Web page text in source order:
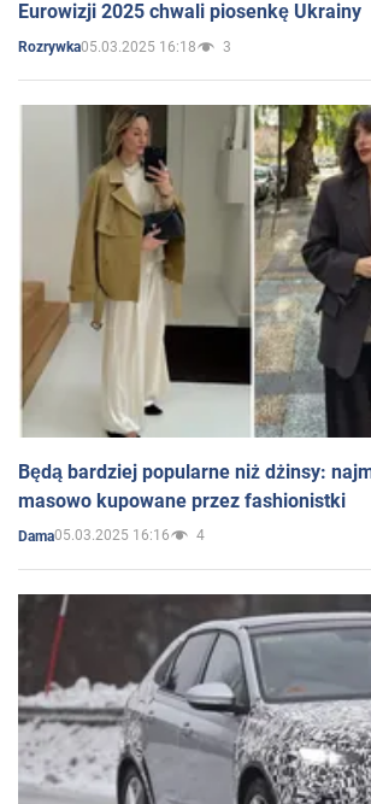
Eurowizji 2025 chwali piosenkę Ukrainy
Rozrywka05.03.2025 16:18 3
Będą bardziej popularne niż dżinsy:
masowo kupowane przez fashionistki
Dama05.03.2025 16:16 4